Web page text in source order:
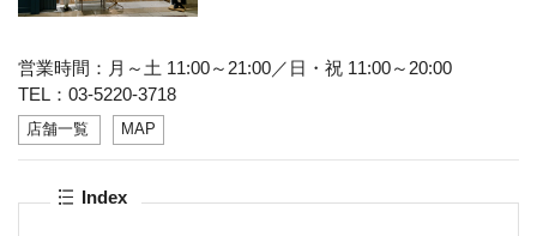
営業時間：月～土 11:00～21:00／日・祝 11:00～20:00
TEL：03-5220-3718
店舗一覧 MAP
Index